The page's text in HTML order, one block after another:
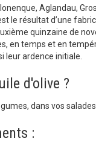
Aglandau,
le résultat d’une
quinzaine de
en temps et en
ardence initiale.
d'olive ?
dans vos salades
: